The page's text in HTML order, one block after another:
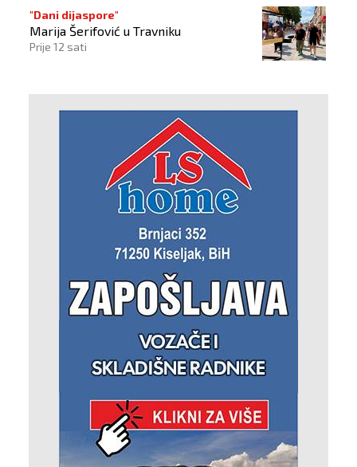
"Dani dijaspore"
Marija Šerifović u Travniku
Prije 12 sati